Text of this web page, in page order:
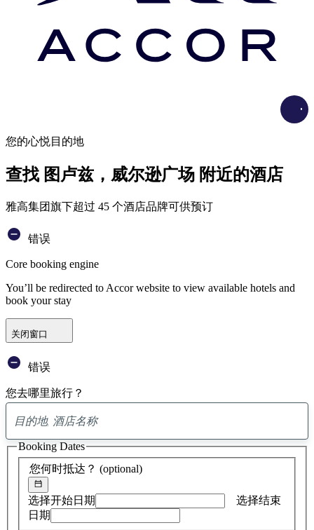
您的心悦目的地
查找 图卢兹，威尔逊广场 附近的酒店
雅高集团旗下超过 45 个酒店品牌可供预订
错误
Core booking engine
You’ll be redirected to Accor website to view available hotels and
book your stay
关闭窗口
错误
您去哪里旅行？
找
到
您何时抵达？ (optional)
选择开始日期
选择结束
日期
Booking Dates